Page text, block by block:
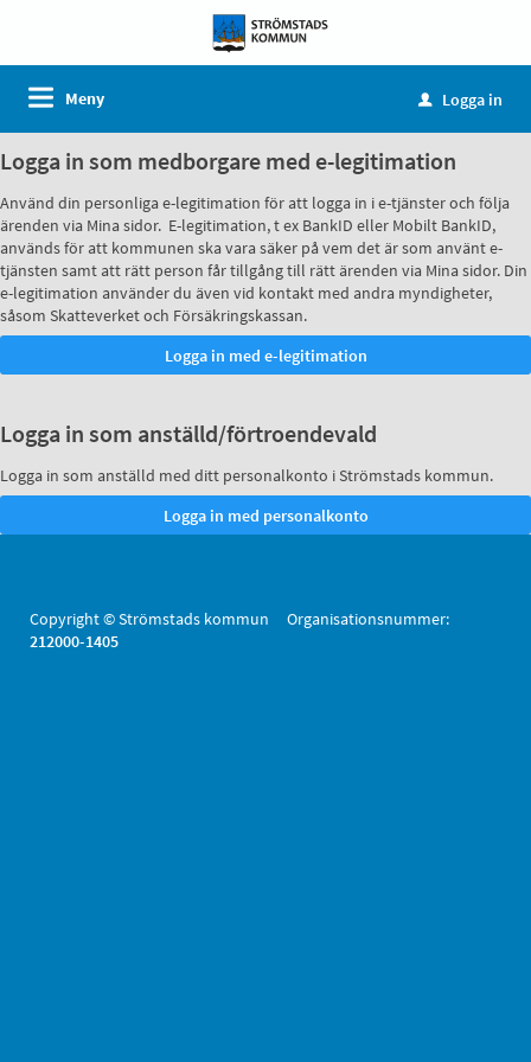
Meny u Logga in
Logga in som medborgare med e-legitimation
Använd din personliga e-legitimation för att logga in i e-tjänster och följa
ärenden via Mina sidor. E-legitimation, t ex BankID eller Mobilt BankID,
används för att kommunen ska vara säker på vem det är som använt e-
tjänsten samt att rätt person får tillgång till rätt ärenden via Mina sidor. Din
e-legitimation använder du även vid kontakt med andra myndigheter,
såsom Skatteverket och Försäkringskassan.
Logga in som anställd/förtroendevald
Logga in som anställd med ditt personalkonto i Strömstads kommun.
Copyright © Strömstads kommun Organisationsnummer:
212000-1405